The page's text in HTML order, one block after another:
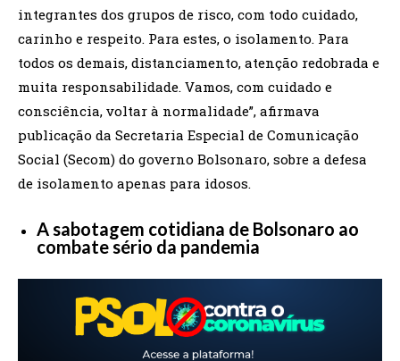
integrantes dos grupos de risco, com todo cuidado,
carinho e respeito. Para estes, o isolamento. Para
todos os demais, distanciamento, atenção redobrada e
muita responsabilidade. Vamos, com cuidado e
consciência, voltar à normalidade”, afirmava
publicação da Secretaria Especial de Comunicação
Social (Secom) do governo Bolsonaro, sobre a defesa
de isolamento apenas para idosos.
A sabotagem cotidiana de Bolsonaro ao
combate sério da pandemia